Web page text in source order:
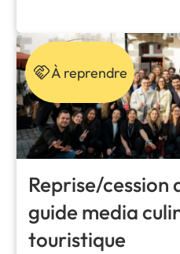
À reprendre
Reprise/cession
guide media
touristique